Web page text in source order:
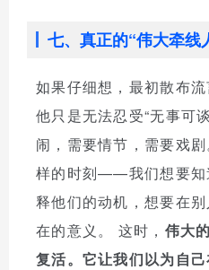
七、真正的“伟大牵线
如果仔细想，最初散布流
他只是无法忍受“无事可
闹，需要情节，需要戏
样的时刻——我们想要知
释他们的动机，想要在
在的意义。 这时， 伟大
复活。 它让我们以为自